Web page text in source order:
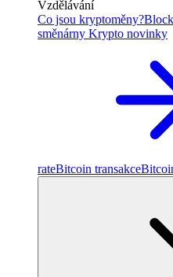
Vzdělávání
Co jsou kryptoměny?
směnárny Krypto novinky
rateBitcoin transakce